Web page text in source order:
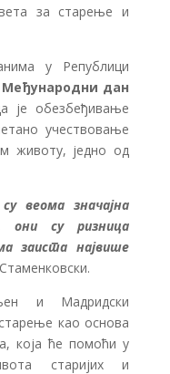
за старење и
у Републици
Међународни дан
је обезбеђивање
учествовање
животу, једно од
веома значајна
они су ризница
заиста највише
и Мадридски
као основа
која ће помоћи у
старијих и